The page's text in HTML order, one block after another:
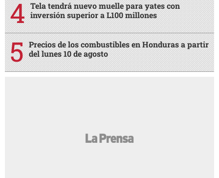
Tela tendrá nuevo muelle para yates con
inversión superior a L100 millones
Precios de los combustibles en Honduras a partir
del lunes 10 de agosto